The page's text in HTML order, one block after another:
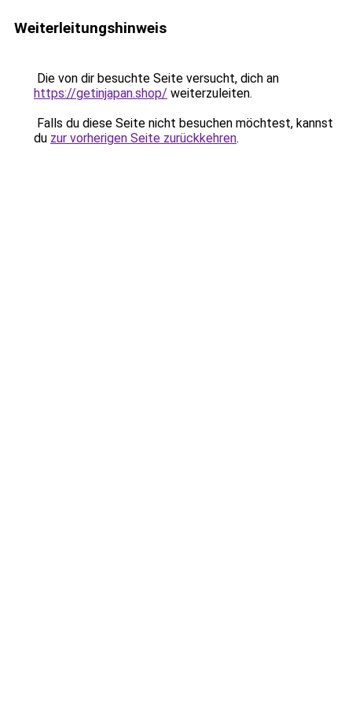
Weiterleitungshinweis
Die von dir besuchte Seite versucht, dich an
https://getinjapan.shop/ weiterzuleiten.
Falls du diese Seite nicht besuchen möchtest, kannst
du zur vorherigen Seite zurückkehren.